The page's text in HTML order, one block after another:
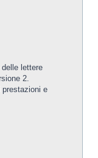
lettere
2.
prestazioni e